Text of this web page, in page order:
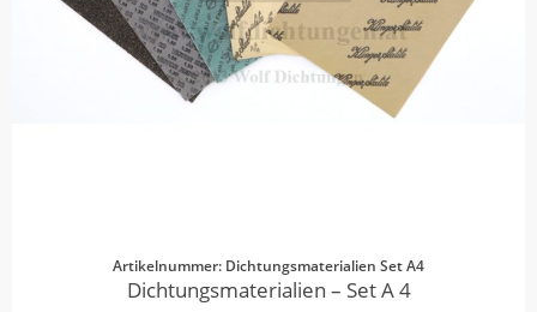
Artikelnummer: Dichtungsmaterialien Set A4
Dichtungsmaterialien – Set A 4